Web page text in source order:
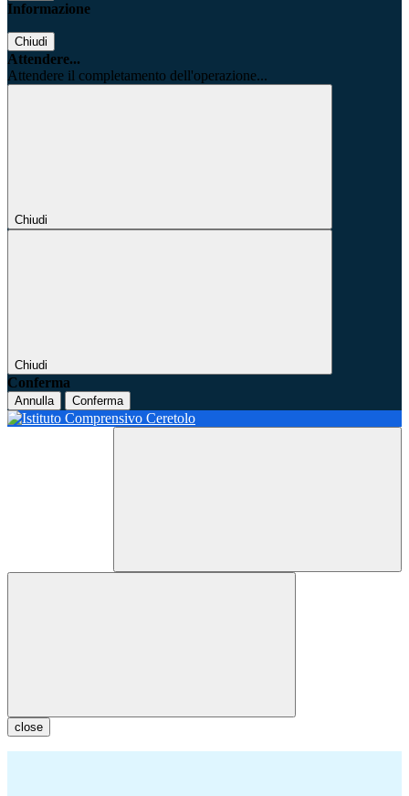
Informazione
Chiudi
Attendere...
Attendere il completamento dell'operazione...
Chiudi
Chiudi
Conferma
Annulla Conferma
close